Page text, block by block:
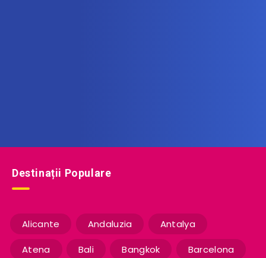
Destinații Populare
Alicante Andaluzia Antalya
Atena Bali Bangkok Barcelona